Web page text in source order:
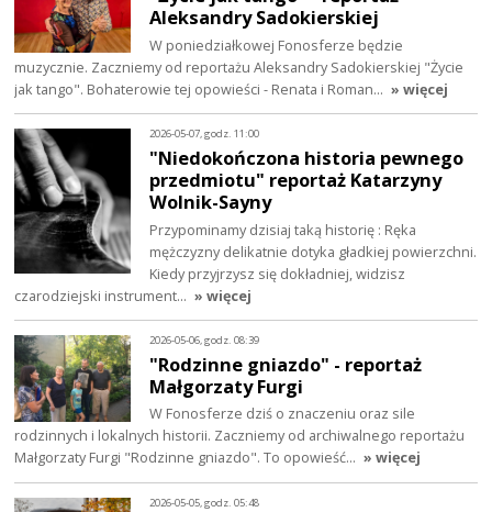
Aleksandry Sadokierskiej
W poniedziałkowej Fonosferze będzie
muzycznie. Zaczniemy od reportażu Aleksandry Sadokierskiej "Życie
jak tango". Bohaterowie tej opowieści - Renata i Roman… » więcej
2026-05-07, godz. 11:00
"Niedokończona historia pewnego
przedmiotu" reportaż Katarzyny
Wolnik-Sayny
Przypominamy dzisiaj taką historię : Ręka
mężczyzny delikatnie dotyka gładkiej powierzchni.
Kiedy przyjrzysz się dokładniej, widzisz
czarodziejski instrument… » więcej
2026-05-06, godz. 08:39
"Rodzinne gniazdo" - reportaż
Małgorzaty Furgi
W Fonosferze dziś o znaczeniu oraz sile
rodzinnych i lokalnych historii. Zaczniemy od archiwalnego reportażu
Małgorzaty Furgi "Rodzinne gniazdo". To opowieść… » więcej
2026-05-05, godz. 05:48